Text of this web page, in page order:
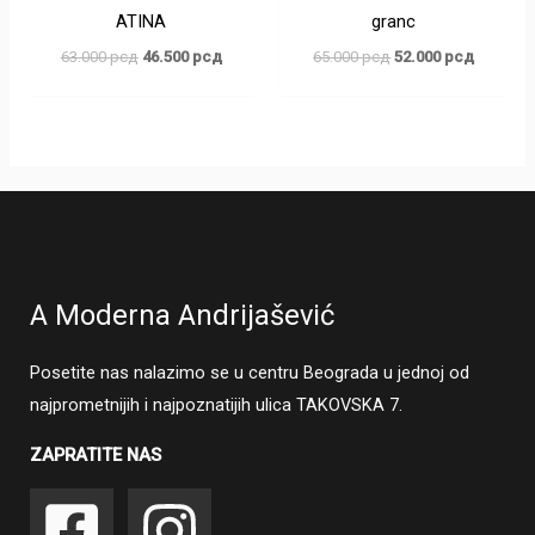
ATINA
63.000рсд 46.500 рсд
granc
65.000рсд 52.000 рсд
A Moderna Andrijašević
Posetite nas nalazimo se u centru Beograda u jednoj od
najprometnijih i najpoznatijih ulica TAKOVSKA 7.
ZAPRATITE NAS